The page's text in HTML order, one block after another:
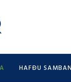
HAFÐU